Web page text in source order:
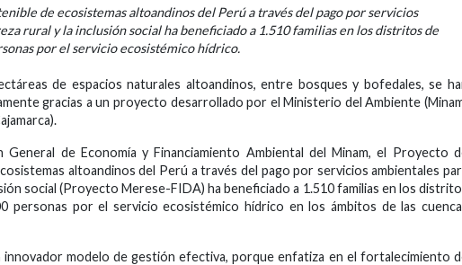
de ecosistemas altoandinos del Perú a través del pago por servicios
rural y la inclusión social ha beneficiado a 1.510 familias en los distritos de
por el servicio ecosistémico hídrico.
de espacios naturales altoandinos, entre bosques y bofedales, se
gracias a un proyecto desarrollado por el Ministerio del Ambiente
de Economía y Financiamiento Ambiental del Minam, el Proyecto
altoandinos del Perú a través del pago por servicios ambientales
social (Proyecto Merese-FIDA) ha beneficiado a 1.510 familias en los
personas por el servicio ecosistémico hídrico en los ámbitos de las
modelo de gestión efectiva, porque enfatiza en el fortalecimiento